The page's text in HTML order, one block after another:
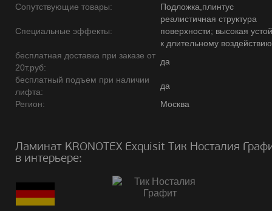
Сопутствующие товары:
Подложка,плинтус
Специальные эффекты:
реалистичная структура
поверхности; высокая
к длительному
бесплатная доставка при заказе от
20т.руб:
да
бесплатный подъем при наличии
лифта:
да
Регион:
Москва
Ламинат KRONOTEX Exquisit Тик Носталия
в интерьере: